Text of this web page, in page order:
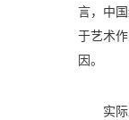
言，中
于艺术
因。
实